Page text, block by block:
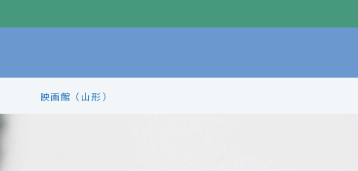
映画館（山形）